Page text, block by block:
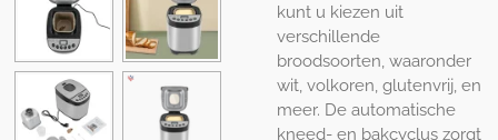
kunt u kiezen uit
verschillende
broodsoorten, waaronder
wit, volkoren, glutenvrij, en
meer. De automatische
kneed- en bakcyclus zorgt